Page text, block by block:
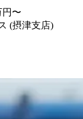
円〜
(摂津支店)